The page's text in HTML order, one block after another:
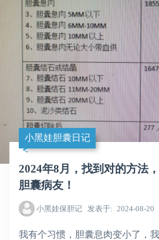
小黑娃胆囊日记
2024年8月，找到对的方法
胆囊病友！
小黑娃保胆记 发表于 2024-08-20
我有个习惯，胆囊息肉变小了，